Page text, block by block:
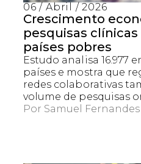
06 / Abril / 2026
Crescimento
pesquisas
países pobres
Estudo analisa 16.977
países e mostra que
redes colaborativas
volume de pesquisas
Por Samuel Fernandes